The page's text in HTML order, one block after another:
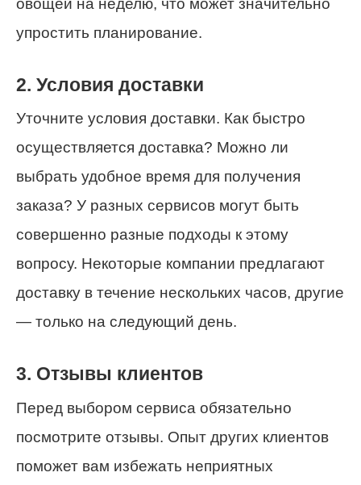
упростить планирование.
2. Условия доставки
Уточните условия доставки. Как быстро
осуществляется доставка? Можно ли
выбрать удобное время для получения
заказа? У разных сервисов могут быть
совершенно разные подходы к этому
вопросу. Некоторые компании предлагают
доставку в течение нескольких часов, другие
— только на следующий день.
3. Отзывы клиентов
Перед выбором сервиса обязательно
посмотрите отзывы. Опыт других клиентов
поможет вам избежать неприятных